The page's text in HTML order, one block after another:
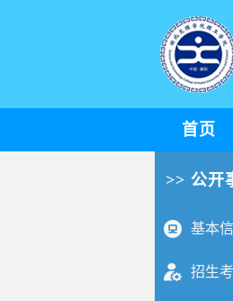
首页
>> 公开
基本
招生